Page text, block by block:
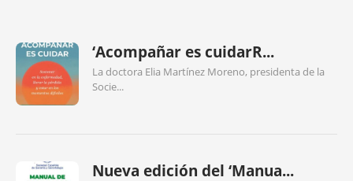
‘Acompañar es cuidarR...
La doctora Elia Martínez Moreno, presidenta de la
Socie...
Nueva edición del ‘Manua...